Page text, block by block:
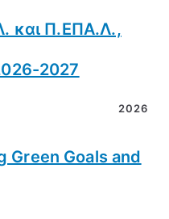
και Π.ΕΠΑ.Λ.,
2027
2026
Green Goals and